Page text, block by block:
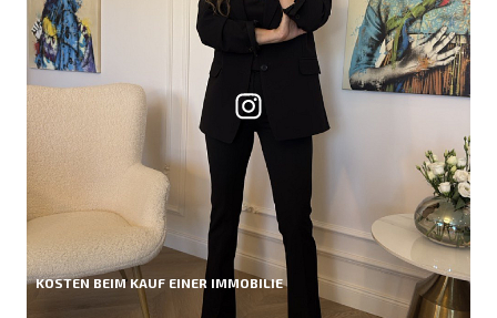
KOSTEN BEIM KAUF EINER IMMOBILIE